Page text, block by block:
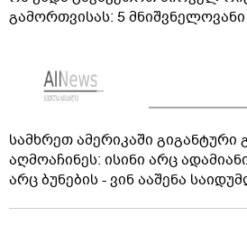
გამორთვისას: 5 მნიშვნელოვანი
სამხრეთ ამერიკაში გიგანტური
აღმოაჩინეს: ისინი არც
არც ბუნების - ვინ ააშენა